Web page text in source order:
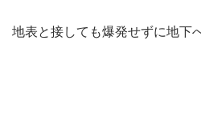
地表と接しても爆発せずに地下